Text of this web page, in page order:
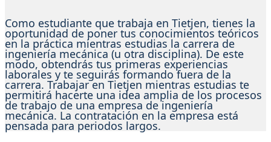
Como estudiante que trabaja en Tietjen, tienes la
oportunidad de poner tus conocimientos teóricos
en la práctica mientras estudias la carrera de
ingeniería mecánica (u otra disciplina). De este
modo, obtendrás tus primeras experiencias
laborales y te seguirás formando fuera de la
carrera. Trabajar en Tietjen mientras estudias te
permitirá hacerte una idea amplia de los procesos
de trabajo de una empresa de ingeniería
mecánica. La contratación en la empresa está
pensada para periodos largos.